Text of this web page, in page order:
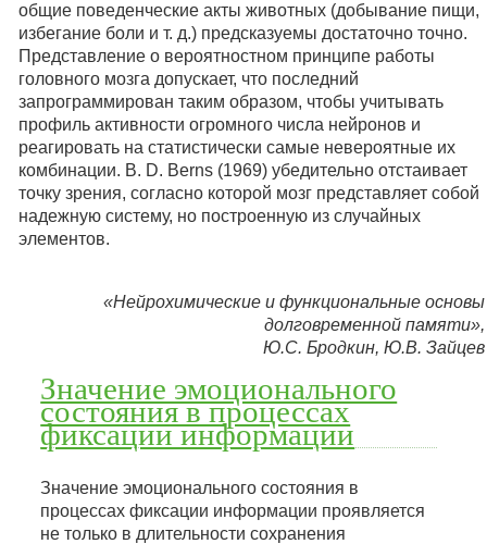
общие поведенческие акты животных (добывание пищи,
избегание боли и т. д.) предсказуемы достаточно точно.
Представление о вероятностном принципе работы
головного мозга допускает, что последний
запрограммирован таким образом, чтобы учитывать
профиль активности огромного числа нейронов и
реагировать на статистически самые невероятные их
комбинации. В. D. Berns (1969) убедительно отстаивает
точку зрения, согласно которой мозг представляет собой
надежную систему, но построенную из случайных
элементов.
«Нейрохимические и функциональные основы
долговременной памяти»,
Ю.С. Бродкин, Ю.В. Зайцев
Значение эмоционального
состояния в процессах
фиксации информации
Значение эмоционального состояния в
процессах фиксации информации проявляется
не только в длительности сохранения